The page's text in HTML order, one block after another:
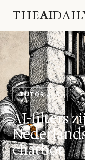
THEAI
TUTORIALS
AI-filters
chatbot